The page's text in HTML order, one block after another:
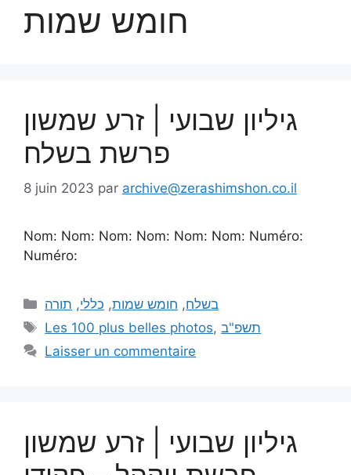
חומש שמות
גיליון שבועי | זרע שמשון
פרשת בשלח
8 juin 2023 par archive@zerashimshon.co.il
Nom: Nom: Nom: Nom: Nom: Nom: Numéro:
Numéro:
בשלח, חומש שמות, כללי, תורה
Les 100 plus belles photos,תשפ"ב
Laisser un commentaire
גיליון שבועי | זרע שמשון